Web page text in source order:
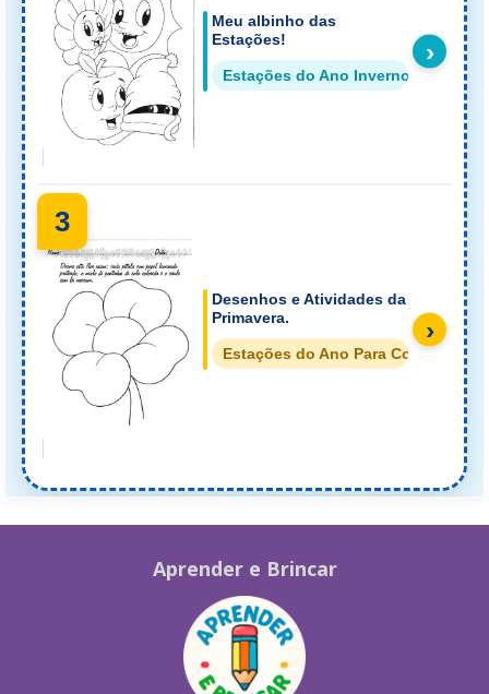
Meu albinho das
Estações!
Estações do Ano Inverno
›
3
Desenhos e Atividades da
Primavera.
Estações do Ano Para Colorir
›
Aprender e Brincar